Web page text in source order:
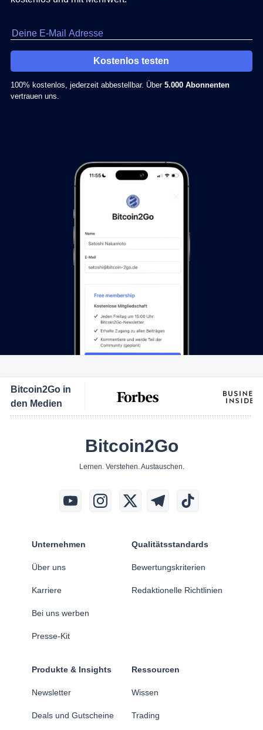
Kostenlos testen
100% kostenlos, jederzeit abbestellbar. Über 5.000 Abonnenten
vertrauen uns.
Bitcoin2Go in
den Medien
Bitcoin2Go
Lernen. Verstehen. Austauschen.
Unternehmen
Über uns
Karriere
Bei uns werben
Presse-Kit
Qualitätsstandards
Bewertungskriterien
Redaktionelle Richtlinien
Produkte & Insights
Newsletter
Deals und Gutscheine
Ressourcen
Wissen
Trading